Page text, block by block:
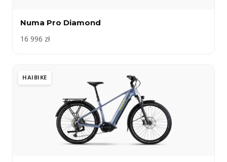
Numa Pro Diamond
16 996 zł
HAIBIKE